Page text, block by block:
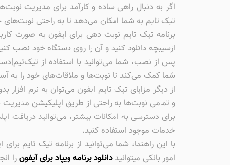
اگر به دنبال راهی ساده و کارآمد برای مدیریت
تیک تایم به شما امکان می‌دهد تا به راحتی نوبت‌های
ازسیبچه دانلود کنید و آن را روی دستگاه خود نصب
پس از نصب، شما می‌توانید با استفاده از
شما کمک می‌کند تا نوبت‌ها و ملاقات‌های خود را به
از دیگر مزایای تیک تایم ایفون می‌توان به نرم
و تمامی نوبت‌ها به راحتی از طریق اپلیکیشن
برای دسترسی به امکانات بیشتر، می‌توانید دریافت
خدمات موجود استفاده کنید.
با این راهنما، شما می‌توانید از برنامه تیک تایم
امور بانکی میتوانید دانلود برنامه ویپاد برای آیفونرا